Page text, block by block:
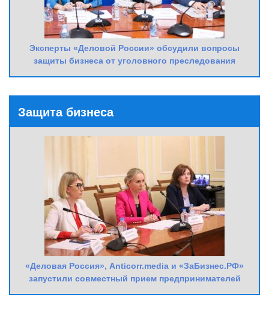
Эксперты «Деловой России» обсудили вопросы
защиты бизнеса от уголовного преследования
Защита бизнеса
«Деловая Россия», Anticorr.media и «ЗаБизнес.РФ»
запустили совместный прием предпринимателей